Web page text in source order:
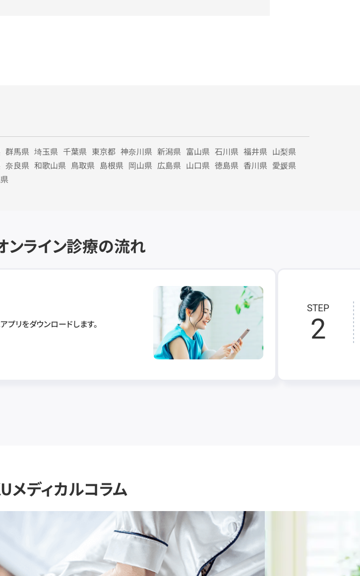
群馬県 埼玉県 千葉県 東京都 神奈川県 新潟県 富山県 石川県 福井県 山梨県
奈良県 和歌山県 鳥取県 島根県 岡山県 広島県 山口県 徳島県 香川県 愛媛県
ンライン診療の流れ
プリをダウンロードします。
STEP
2
メディカルコラム